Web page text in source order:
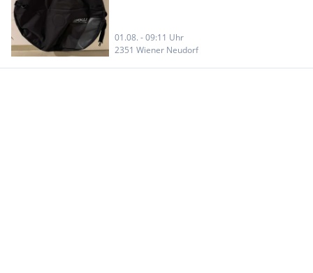
01.08. - 09:11 Uhr
2351 Wiener Neudorf